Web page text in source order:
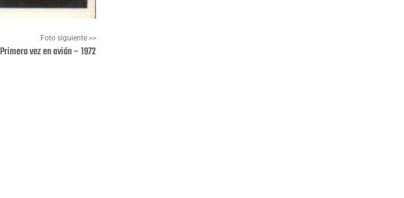
Foto siguiente >>
Primera vez en avión – 1972